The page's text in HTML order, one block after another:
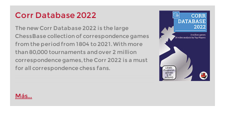
Corr Database 2022
The new Corr Database 2022 is the large
ChessBase collection of correspondence games
from the period from 1804 to 2021. With more
than 80,000 tournaments and over 2 million
correspondence games, the Corr 2022 is a must
for all correspondence chess fans.
Más...